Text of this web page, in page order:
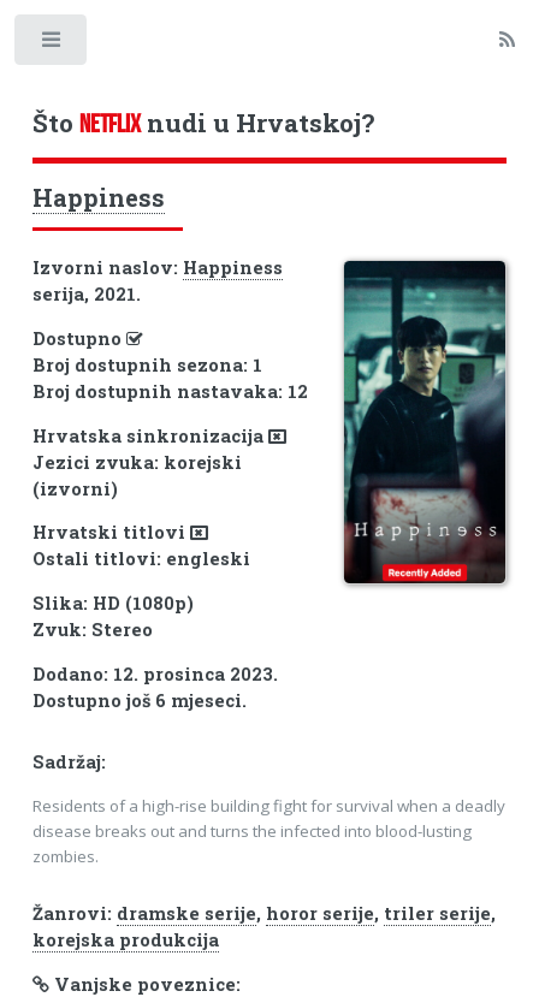
Što NETFLIXnudi u Hrvatskoj?
Happiness
Izvorni naslov: Happiness
serija, 2021.
Dostupno
Broj dostupnih sezona: 1
Broj dostupnih nastavaka: 12
Hrvatska sinkronizacija
Jezici zvuka: korejski
(izvorni)
Hrvatski titlovi
Ostali titlovi: engleski
Slika: HD (1080p)
Zvuk: Stereo
Dodano: 12. prosinca 2023.
Dostupno još 6 mjeseci.
Sadržaj:
Residents of a high-rise building fight for survival when a deadly
disease breaks out and turns the infected into blood-lusting
zombies.
Žanrovi: dramske serije, horor serije, triler serije,
korejska produkcija
Vanjske poveznice: